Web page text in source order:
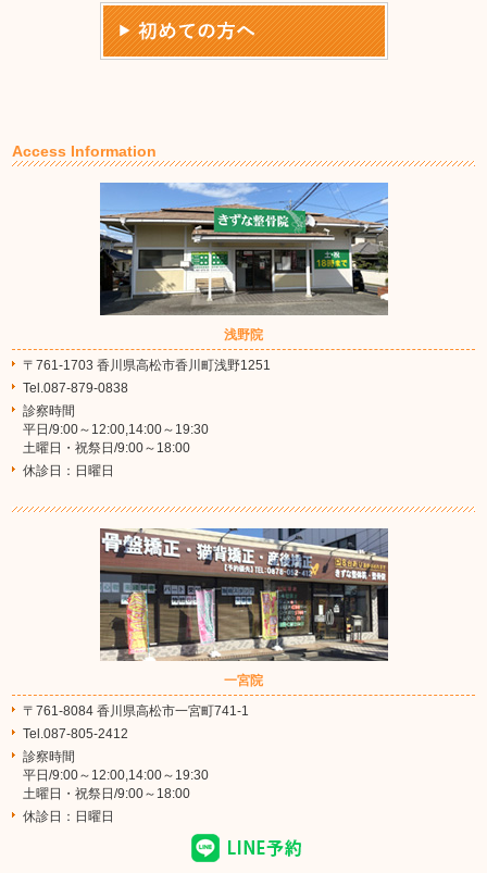
Access Information
浅野院
〒761-1703 香川県高松市香川町浅野1251
Tel.087-879-0838
診察時間
平日/9:00～12:00,14:00～19:30
土曜日・祝祭日/9:00～18:00
休診日：日曜日
一宮院
〒761-8084 香川県高松市一宮町741-1
Tel.087-805-2412
診察時間
平日/9:00～12:00,14:00～19:30
土曜日・祝祭日/9:00～18:00
休診日：日曜日